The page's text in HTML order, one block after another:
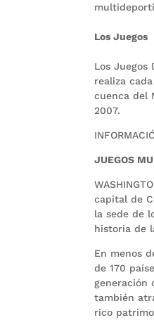
Los Juegos
Los Juegos
realiza
cuenca del
2007.
JUEGOS
capital de
la sede de
historia de
En menos
de 170
generación
también
rico